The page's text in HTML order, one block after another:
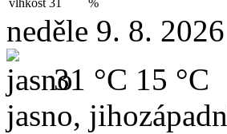
vlhkost 31 %
neděle 9. 8. 2026
31 °C 15 °C
jasno,